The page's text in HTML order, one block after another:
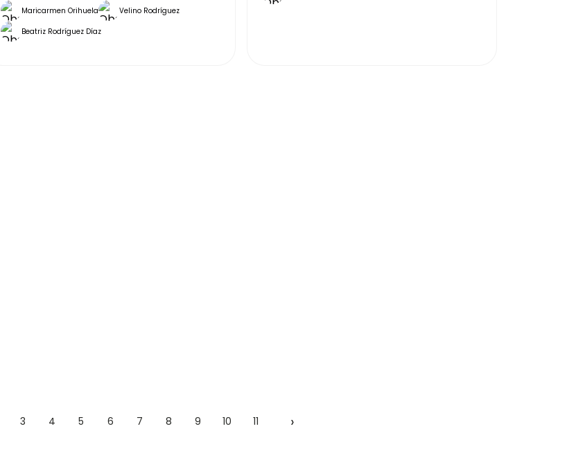
Maricarmen Orihuela
Velino Rodríguez
Beatriz Rodríguez Díaz
3 4 5 6 7 8 9 10 11 ›